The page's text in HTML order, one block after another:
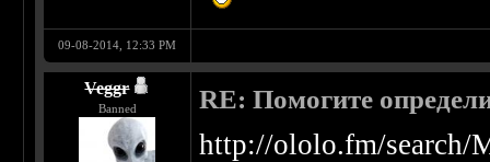
09-08-2014, 12:33 PM
Veggr
Banned RE: Помогите
http://ololo.fm/search/